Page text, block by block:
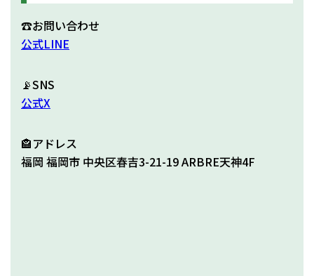
☎お問い合わせ
公式LINE
📡SNS
公式X
🏤アドレス
福岡 福岡市 中央区春吉3-21-19 ARBRE天神4F